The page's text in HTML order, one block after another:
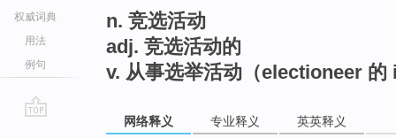
权威词典
用法
例句
n. 竞选活动
adj. 竞选活动的
v. 从事选举活动（electioneer 的
网络释义 专业释义 英英释义